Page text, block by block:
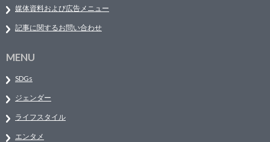
媒体資料および広告メニュー
記事に関するお問い合わせ
MENU
SDGs
ジェンダー
ライフスタイル
エンタメ